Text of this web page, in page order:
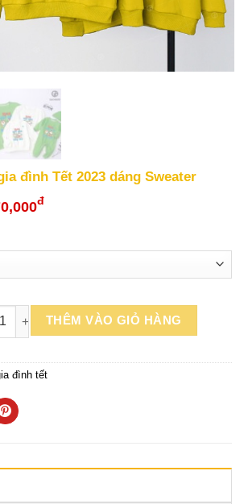
đình Tết 2023 dáng Sweater
đKhoảng
đến
270,000đ
THÊM VÀO GIỎ HÀNG
đình tết